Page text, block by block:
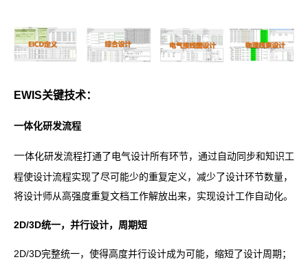
EWIS关键技术：
一体化研发流程
一体化研发流程打通了电气设计所有环节，通过自动同步和知识工
程使设计流程实现了尽可能少的重复定义，减少了设计环节数量，
将设计师从高强度重复文档工作解放出来，实现设计工作自动化。
2D/3D统一，并行设计，周期短
2D/3D完整统一，使得高度并行设计成为可能，缩短了设计周期；